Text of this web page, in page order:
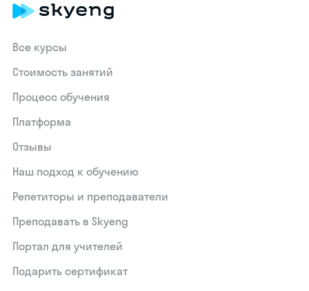
Все курсы
Стоимость занятий
Процесс обучения
Платформа
Отзывы
Наш подход к обучению
Репетиторы и преподаватели
Преподавать в Skyeng
Портал для учителей
Подарить сертификат